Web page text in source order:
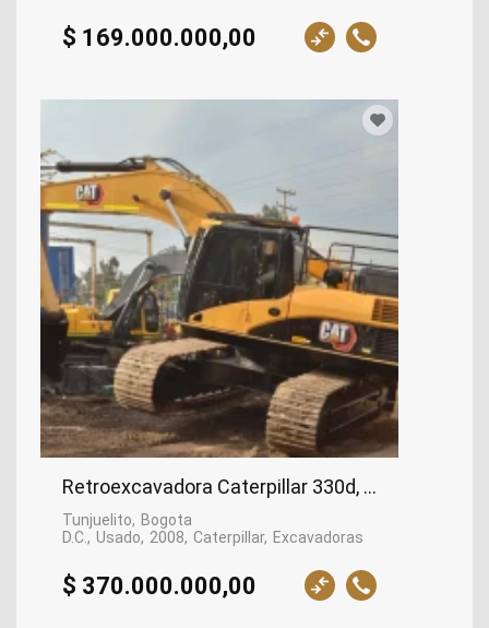
$ 169.000.000,00
Retroexcavadora Caterpillar 330d, 2008
Tunjuelito
Bogota
D.C. Usado 2008 Caterpillar Excavadoras
$ 370.000.000,00